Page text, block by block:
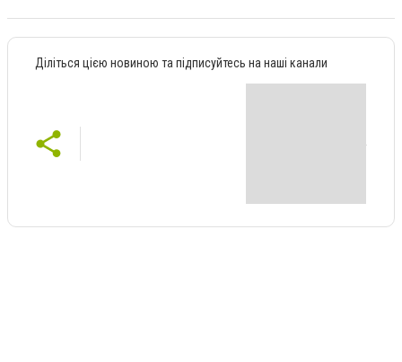
Діліться цією новиною та підписуйтесь на наші канали